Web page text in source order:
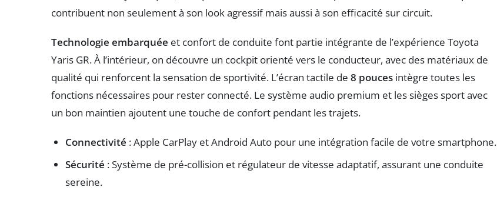
contribuent non seulement à son look agressif mais aussi à son efficacité sur circuit.
Technologie embarquée et confort de conduite font partie intégrante de l’expérience Toyota
Yaris GR. À l’intérieur, on découvre un cockpit orienté vers le conducteur, avec des matériaux de
qualité qui renforcent la sensation de sportivité. L’écran tactile de 8 pouces intègre toutes les
fonctions nécessaires pour rester connecté. Le système audio premium et les sièges sport avec
un bon maintien ajoutent une touche de confort pendant les trajets.
Connectivité : Apple CarPlay et Android Auto pour une intégration facile de votre smartphone.
Sécurité : Système de pré-collision et régulateur de vitesse adaptatif, assurant une conduite
sereine.